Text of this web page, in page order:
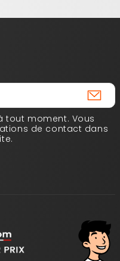
tout moment. Vous
de contact dans